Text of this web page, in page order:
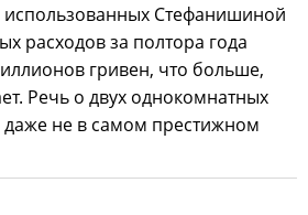
Стефанишиной
расходов за полтора года
гривен, что больше,
Речь о двух однокомнатных
даже не в самом престижном